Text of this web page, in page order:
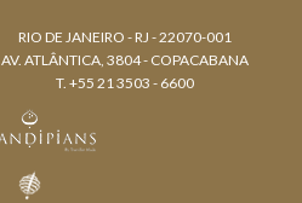
RIO DE JANEIRO - RJ - 22070-001
AV. ATLÂNTICA, 3804 - COPACABANA
T. +55 21 3503 - 6600